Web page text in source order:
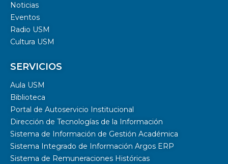
Noticias
Eventos
Radio USM
Cultura USM
SERVICIOS
Aula USM
Biblioteca
Portal de Autoservicio Institucional
Dirección de Tecnologías de la Información
Sistema de Información de Gestión Académica
Sistema Integrado de Información Argos ERP
Sistema de Remuneraciones Históricas